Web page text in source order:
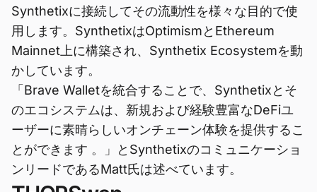
Synthetixに接続してその流動性を様々な目的で使
用します。SynthetixはOptimismとEthereum
Mainnet上に構築され、Synthetix Ecosystemを動
かしています。
「Brave Walletを統合することで、Synthetixとそ
のエコシステムは、新規および経験豊富なDeFiユ
ーザーに素晴らしいオンチェーン体験を提供するこ
とができます 。」とSynthetixのコミュニケーショ
ンリードであるMatt氏は述べています。